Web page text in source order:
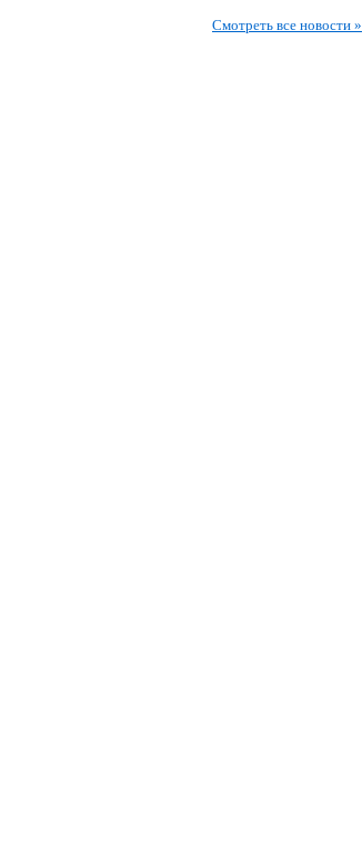
Смотреть все новости »